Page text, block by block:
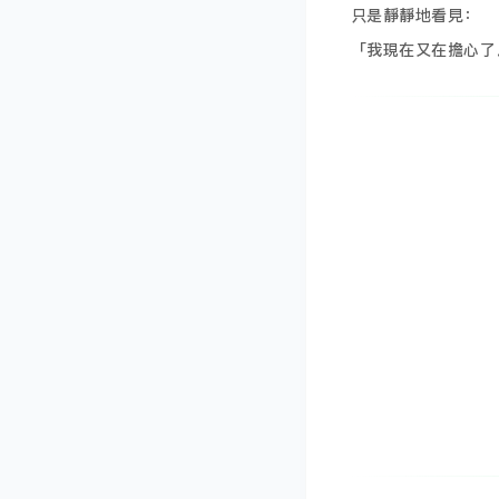
只是靜靜地看見：
「我現在又在擔心